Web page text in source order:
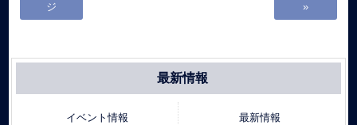
ジ
»
最新情報
イベント情報 最新情報